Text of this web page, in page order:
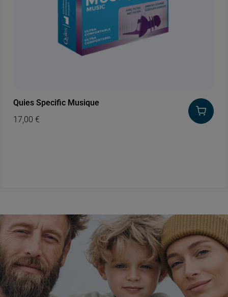
Quies Specific Musique
17,00€